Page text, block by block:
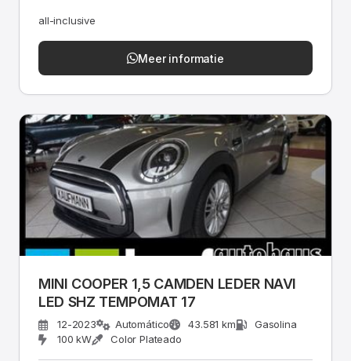
all-inclusive
Meer informatie
MINI COOPER 1,5 CAMDEN LEDER NAVI
LED SHZ TEMPOMAT 17
12-2023 Automático 43.581 km
Gasolina
100 kW
Color Plateado